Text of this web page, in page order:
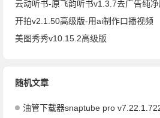
云动听书-原飞韵听书v1.3.7去广告纯
开拍v2.1.50高级版-用ai制作口播视频
美图秀秀v10.15.2高级版
随机文章
油管下载器snaptube pro